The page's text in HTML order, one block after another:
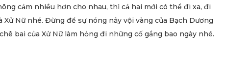
cảm nhiều hơn cho nhau, thì cả hai mới có thể đi xa, đi
Nữ nhé. Đừng để sự nóng nảy vội vàng của Bạch Dương
bai của Xử Nữ làm hỏng đi những cố gắng bao ngày nhé.